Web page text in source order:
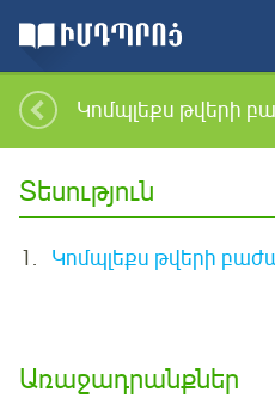
Կոմպլեքս թվերի
Տեսություն
1. Կոմպլեքս թվերի
Առաջադրանքներ